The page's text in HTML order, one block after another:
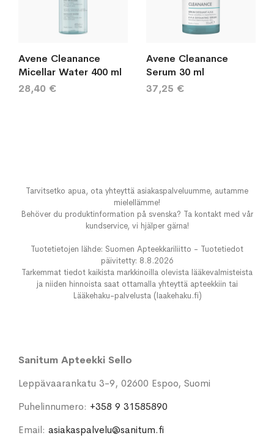
Avene Cleanance
Micellar Water 400 ml
28,40 €
Avene Cleanance
Serum 30 ml
37,25 €
Tarvitsetko apua, ota yhteyttä asiakaspalveluumme, autamme
mielellämme!
Behöver du produktinformation på svenska? Ta kontakt med vår
kundservice, vi hjälper gärna!
Tuotetietojen lähde: Suomen Apteekkariliitto - Tuotetiedot
päivitetty: 8.8.2026
Tarkemmat tiedot kaikista markkinoilla olevista lääkevalmisteista
ja niiden hinnoista saat ottamalla yhteyttä apteekkiin tai
Lääkehaku-palvelusta (laakehaku.fi)
Sanitum Apteekki Sello
Leppävaarankatu 3-9, 02600 Espoo, Suomi
Puhelinnumero: +358 9 31585890
Email: asiakaspalvelu@sanitum.fi